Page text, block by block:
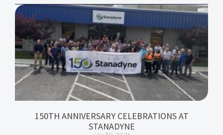
150TH ANNIVERSARY CELEBRATIONS AT
STANADYNE